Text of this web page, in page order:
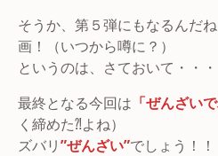
そうか、第５弾にもなるんだ
画！（いつから噂に？）
というのは、さておいて・・・
最終となる今回は 「ぜんざい
く締めた⁈よね）
ズバリ”ぜんざい”でしょう！